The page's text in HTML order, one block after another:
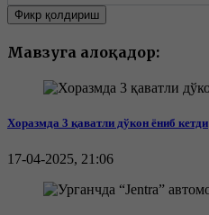
Фикр қолдириш
Мавзуга алоқадор:
Хоразмда 3 қаватли дўкон ёниб кетди
17-04-2025, 21:06